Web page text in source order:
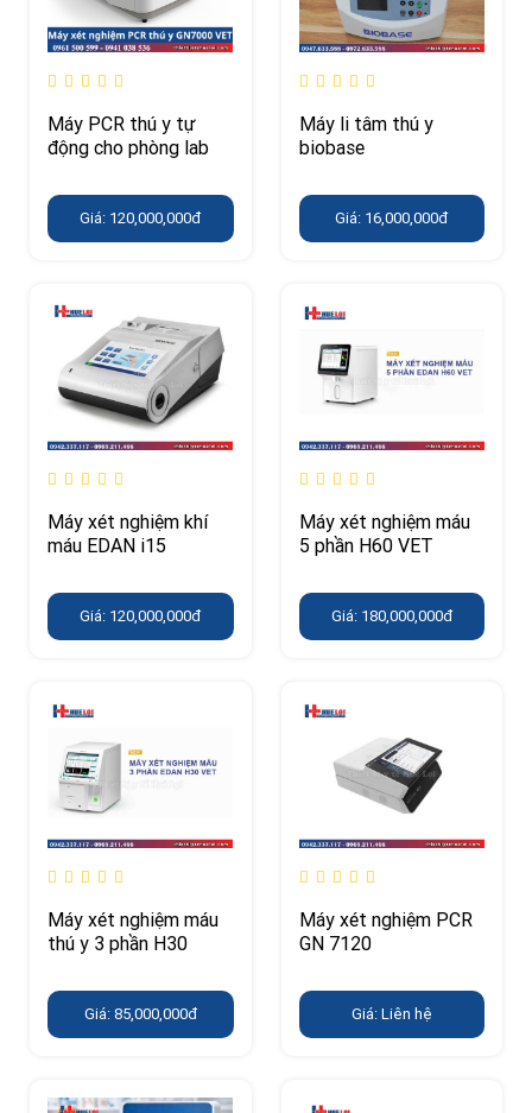
Máy PCR thú y tự
động cho phòng lab
Giá: 120,000,000đ
Máy li tâm thú y
biobase
Giá: 16,000,000đ
Máy xét nghiệm khí
máu EDAN i15
Giá: 120,000,000đ
Máy xét nghiệm máu
5 phần H60 VET
Giá: 180,000,000đ
Máy xét nghiệm máu
thú y 3 phần H30
Giá: 85,000,000đ
Máy xét nghiệm PCR
GN 7120
Giá: Liên hệ